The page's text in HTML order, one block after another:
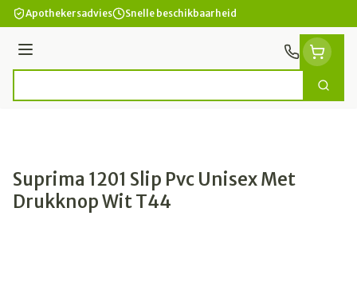
Ga naar de inhoud
Apothekersadvies Snelle beschikbaarheid
Menu
Zoek
Suprima 1201 Slip Pvc Unisex Met
Drukknop Wit T44